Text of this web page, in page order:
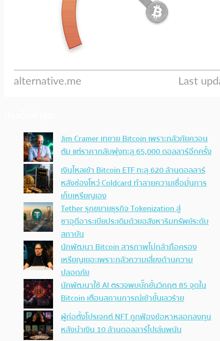
Jim Cramer เทขาย Bitcoin เพราะกลัวภัยควอน
ตัม แต่ราคากลับพุ่งทะลุ 65,000 ดอลลาร์อีกครั้ง
เงินไหลเข้า Bitcoin ETF ทะลุ 620 ล้านดอลลาร์
หลังช่องโหว่ Coldcard ทำลายความเชื่อมั่นการ
เก็บเหรียญเอง
Tether รุกขยายธุรกิจ Tokenization สู่
ซาอุดีอาระเบียประเดิมด้วยอสังหาริมทรัพย์ระดับ
สถาบัน
นักพัฒนา Bitcoin สารภาพไม่กล้าถือครอง
เหรียญเยอะเพราะกลัวความเสี่ยงด้านความ
ปลอดภัย
นักพัฒนาใช้ AI ตรวจพบบั๊กขั้นวิกฤต 85 จุดใน
Bitcoin เตือนสถานการณ์เข้าขั้นเลวร้าย
ผู้ก่อตั้งโปรเจกต์ NFT ถูกฟ้องข้อหาหลอกลงทุน
หลังนำเงิน 10 ล้านดอลลาร์ไปเล่นพนัน